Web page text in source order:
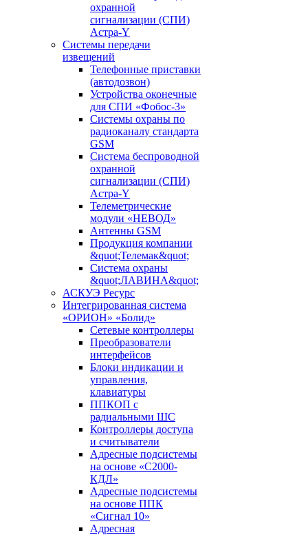
охранной
сигнализации (СПИ)
Астра-Y
Системы передачи
извещений
Телефонные приставки
(автодозвон)
Устройства оконечные
для СПИ «Фобос-3»
Системы охраны по
радиоканалу стандарта
GSM
Система беспроводной
охранной
сигнализации (СПИ)
Астра-Y
Телеметрические
модули «НЕВОД»
Антенны GSM
Продукция компании
&quot;Телемак&quot;
Система охраны
&quot;ЛАВИНА&quot;
АСКУЭ Ресурс
Интегрированная система
«ОРИОН» «Болид»
Сетевые контроллеры
Преобразователи
интерфейсов
Блоки индикации и
управления,
клавиатуры
ППКОП с
радиальными ШС
Контроллеры доступа
и считыватели
Адресные подсистемы
на основе «С2000-
КДЛ»
Адресные подсистемы
на основе ППК
«Сигнал 10»
Адресная